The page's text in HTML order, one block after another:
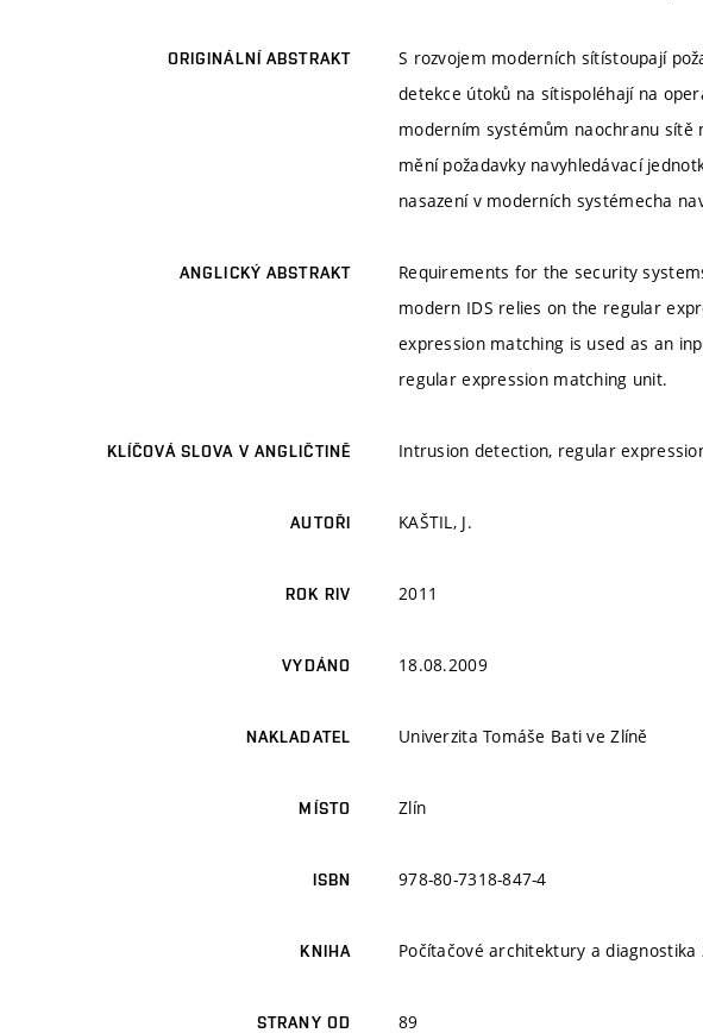
ORIGINÁLNÍ ABSTRAKT
S rozvojem moderních sítístoupají
detekce útoků na sítispoléhají na
moderním systémům naochranu sítě
mění požadavky navyhledávací
nasazení v moderních systémecha
ANGLICKÝ ABSTRAKT
Requirements for the security
modern IDS relies on the regular
expression matching is used as an
regular expression matching unit.
KLÍČOVÁ SLOVA V ANGLIČTINĚ Intrusion detection, regular
AUTOŘI KAŠTIL, J.
ROK RIV 2011
VYDÁNO 18.08.2009
NAKLADATEL Univerzita Tomáše Bati ve Zlíně
MÍSTO Zlín
ISBN 978-80-7318-847-4
KNIHA Počítačové architektury a diagnostika
STRANY OD 89